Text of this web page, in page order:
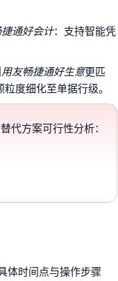
通好会计：支持智能凭
用友畅捷通好生意更匹
度细化至单据行级。
代方案可行性分析：
体时间点与操作步骤